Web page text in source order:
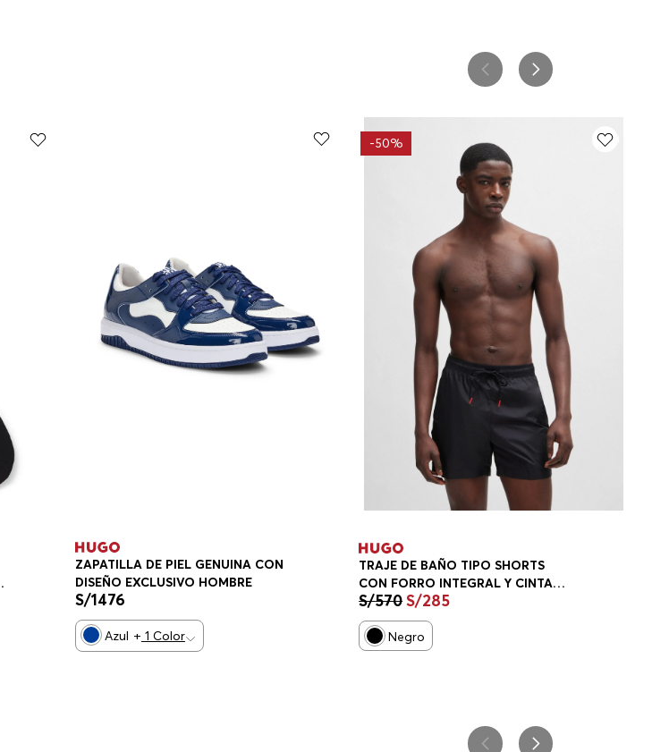
ZAPATILLA DE PIEL GENUINA CON
DISEÑO EXCLUSIVO HOMBRE
S/1476
Azul + 1 Color
-50%
TRAJE DE BAÑO TIPO SHORTS
CON FORRO INTEGRAL Y CINTA
CON LOGO HOMBRE
S/570S/285
Negro